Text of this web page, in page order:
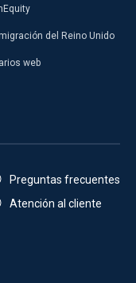
del Reino Unido
web
Preguntas frecuentes
Atención al cliente